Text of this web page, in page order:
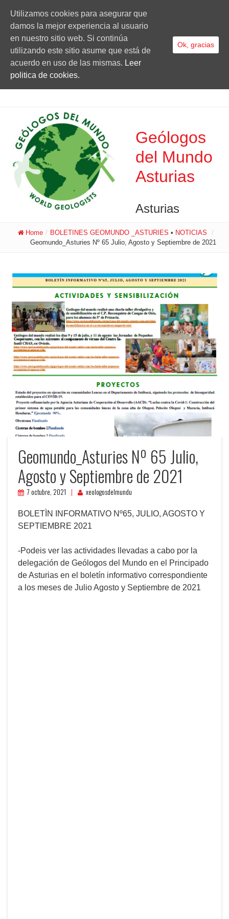
Geólogos
del Mundo
Asturias
Asturias
Home / BOLETINES GEOMUNDO _ASTURIES • NOTICIAS
/
Geomundo_Asturies Nº 65 Julio, Agosto y Septiembre de 2021
Geomundo_Asturies Nº 65 Julio,
Agosto y Septiembre de 2021
7 octubre, 2021 xeologosdelmundu
BOLETÌN INFORMATIVO Nº65, JULIO, AGOSTO Y
SEPTIEMBRE 2021
-Podeis ver las actividades llevadas a cabo por la
delegación de Geólogos del Mundo en el Principado
de Asturias en el boletín informativo correspondiente
a los meses de Julio Agosto y Septiembre de 2021
Utilizamos cookies para asegurar que
damos la mejor experiencia al usuario
en nuestro sitio web. Si continúa
utilizando este sitio asume que está de
acuerdo en uso de las mismas. Leer
politica de cookies.
Ok, gracias